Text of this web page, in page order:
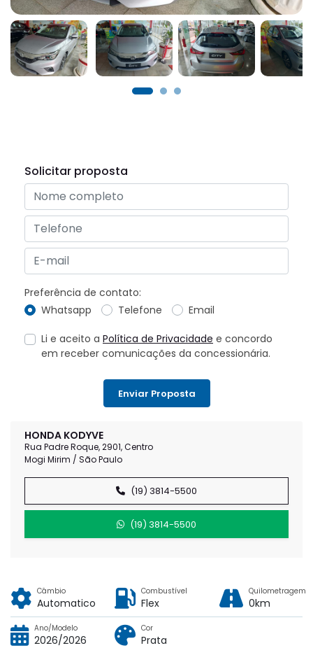
HONDA KODYVE
Rua Padre Roque, 2901, Centro
Mogi Mirim / São Paulo
(19) 3814-5500
(19) 3814-5500
Solicitar proposta
Preferência de contato:
Whatsapp
Telefone Email
Li e aceito a Política de Privacidade e concordo
em receber comunicações da concessionária.
Enviar Proposta
Câmbio
Automatico
Combustível
Flex
Quilometragem
0km
Ano/Modelo
2026/2026
Cor
Prata